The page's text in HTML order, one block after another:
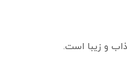
و زیبا است.